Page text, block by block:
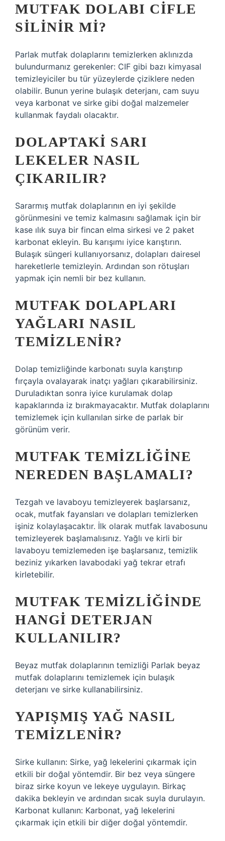
MUTFAK DOLABI CIFLE
SILINIR MI?
Parlak mutfak dolaplarını temizlerken aklınızda
bulundurmanız gerekenler: CIF gibi bazı kimyasal
temizleyiciler bu tür yüzeylerde çiziklere neden
olabilir. Bunun yerine bulaşık deterjanı, cam suyu
veya karbonat ve sirke gibi doğal malzemeler
kullanmak faydalı olacaktır.
DOLAPTAKI SARI
LEKELER NASIL
ÇIKARILIR?
Sararmış mutfak dolaplarının en iyi şekilde
görünmesini ve temiz kalmasını sağlamak için bir
kase ılık suya bir fincan elma sirkesi ve 2 paket
karbonat ekleyin. Bu karışımı iyice karıştırın.
Bulaşık süngeri kullanıyorsanız, dolapları dairesel
hareketlerle temizleyin. Ardından son rötuşları
yapmak için nemli bir bez kullanın.
MUTFAK DOLAPLARI
YAĞLARI NASIL
TEMIZLENIR?
Dolap temizliğinde karbonatı suyla karıştırıp
fırçayla ovalayarak inatçı yağları çıkarabilirsiniz.
Duruladıktan sonra iyice kurulamak dolap
kapaklarında iz bırakmayacaktır. Mutfak dolaplarını
temizlemek için kullanılan sirke de parlak bir
görünüm verir.
MUTFAK TEMIZLIĞINE
NEREDEN BAŞLAMALI?
Tezgah ve lavaboyu temizleyerek başlarsanız,
ocak, mutfak fayansları ve dolapları temizlerken
işiniz kolaylaşacaktır. İlk olarak mutfak lavabosunu
temizleyerek başlamalısınız. Yağlı ve kirli bir
lavaboyu temizlemeden işe başlarsanız, temizlik
beziniz yıkarken lavabodaki yağ tekrar etrafı
kirletebilir.
MUTFAK TEMIZLIĞINDE
HANGI DETERJAN
KULLANILIR?
Beyaz mutfak dolaplarının temizliği Parlak beyaz
mutfak dolaplarını temizlemek için bulaşık
deterjanı ve sirke kullanabilirsiniz.
YAPIŞMIŞ YAĞ NASIL
TEMIZLENIR?
Sirke kullanın: Sirke, yağ lekelerini çıkarmak için
etkili bir doğal yöntemdir. Bir bez veya süngere
biraz sirke koyun ve lekeye uygulayın. Birkaç
dakika bekleyin ve ardından sıcak suyla durulayın.
Karbonat kullanın: Karbonat, yağ lekelerini
çıkarmak için etkili bir diğer doğal yöntemdir.